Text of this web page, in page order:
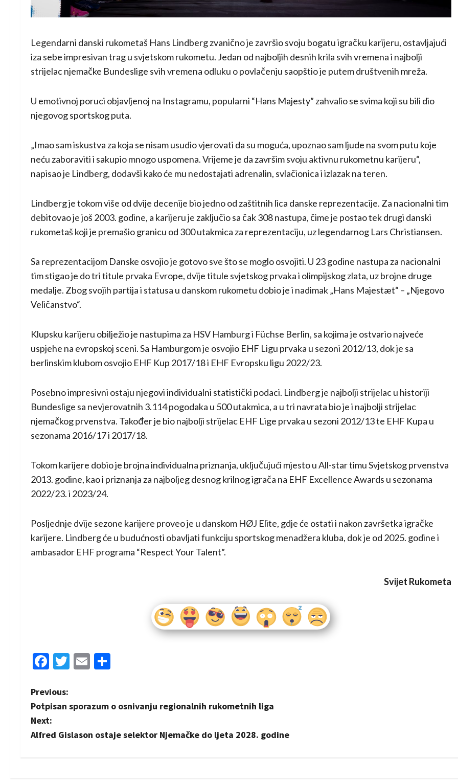
Legendarni danski rukometaš Hans Lindbergzvanično je završio svoju bogatu igračku karijeru, ostavljajući
iza sebe impresivan trag u svjetskom rukometu. Jedan od najboljih desnih krila svih vremena i najbolji
strijelac njemačke Bundeslige svih vremena odluku o povlačenju saopštio je putem društvenih mreža.
U emotivnoj poruci objavljenoj na Instagramu, popularni “Hans Majesty” zahvalio se svima koji su bili dio
njegovog sportskog puta.
„Imao sam iskustva za koja se nisam usudio vjerovati da su moguća, upoznao sam ljude na svom putu koje
neću zaboraviti i sakupio mnogo uspomena. Vrijeme je da završim svoju aktivnu rukometnu karijeru“,
napisao je Lindberg, dodavši kako će mu nedostajati adrenalin, svlačionica i izlazak na teren.
Lindberg je tokom više od dvije decenije bio jedno od zaštitnih lica danske reprezentacije. Za nacionalni tim
debitovao je još 2003. godine, a karijeru je zaključio sa čak 308 nastupa, čime je postao tek drugi danski
rukometaš koji je premašio granicu od 300 utakmica za reprezentaciju, uz legendarnog Lars Christiansen.
Sa reprezentacijom Danske osvojio je gotovo sve što se moglo osvojiti. U 23 godine nastupa za nacionalni
tim stigao je do tri titule prvaka Evrope, dvije titule svjetskog prvaka i olimpijskog zlata, uz brojne druge
medalje. Zbog svojih partija i statusa u danskom rukometu dobio je i nadimak „Hans Majestæt“ – „Njegovo
Veličanstvo“.
Klupsku karijeru obilježio je nastupima za HSV Hamburgi Füchse Berlin, sa kojima je ostvario najveće
uspjehe na evropskoj sceni. Sa Hamburgom je osvojio EHF Ligu prvaka u sezoni 2012/13, dok je sa
berlinskim klubom osvojio EHF Kup 2017/18 i EHF Evropsku ligu 2022/23.
Posebno impresivni ostaju njegovi individualni statistički podaci. Lindberg je najbolji strijelac u historiji
Bundeslige sa nevjerovatnih 3.114 pogodaka u 500 utakmica, a u tri navrata bio je i najbolji strijelac
njemačkog prvenstva. Također je bio najbolji strijelac EHF Lige prvaka u sezoni 2012/13 te EHF Kupa u
sezonama 2016/17 i 2017/18.
Tokom karijere dobio je brojna individualna priznanja, uključujući mjesto u All-star timu Svjetskog prvenstva
2013. godine, kao i priznanja za najboljeg desnog krilnog igrača na EHF Excellence Awards u sezonama
2022/23. i 2023/24.
Posljednje dvije sezone karijere proveo je u danskom HØJ Elite, gdje će ostati i nakon završetka igračke
karijere. Lindberg će u budućnosti obavljati funkciju sportskog menadžera kluba, dok je od 2025. godine i
ambasador EHF programa “Respect Your Talent”.
Svijet Rukometa
Facebook
Twitter
Email
P
o
s
Previous:
Potpisan sporazum o osnivanju regionalnih rukometnih liga
Next:
Alfred Gislason ostaje selektor Njemačke do ljeta 2028. godine